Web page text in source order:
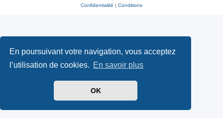
En poursuivant votre navigation, vous acceptez
l’utilisation de cookies. En savoir plus
OK
Confidentialité
Conditions